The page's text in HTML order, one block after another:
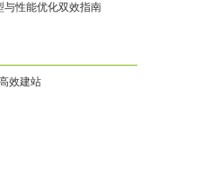
与性能优化双效指南
效建站